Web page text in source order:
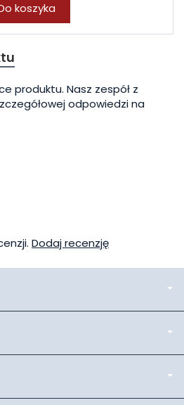
koszyka
produktu. Nasz zespół z
odpowiedzi na
Dodaj recenzję